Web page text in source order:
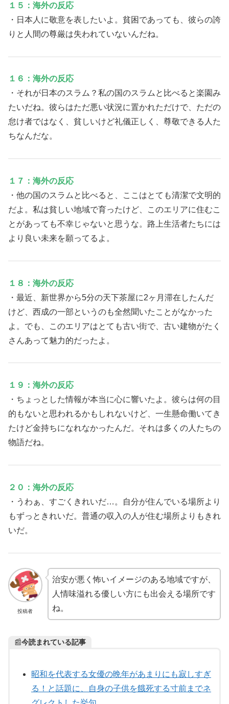
１５：海外の反応
・日本人に敬意を表したいよ。貧困であっても、彼らの誇
りと人間の尊厳は失われていないんだね。
１６：海外の反応
・それが日本のスラム？私の国のスラムと比べると楽園み
たいだね。彼らはただ悪い状況に置かれただけで、ただの
怠け者ではなく、貧しいけど礼儀正しく、尊敬できる人た
ちなんだな。
１７：海外の反応
・他の国のスラムと比べると、ここはとても清潔で文明的
だよ。私は貧しい地域で育ったけど、このエリアに住むこ
とがあっても不幸じゃないと思うな。路上生活者たちには
より良い未来を願ってるよ。
１８：海外の反応
・最近、新世界から5分の天下茶屋に2ヶ月滞在したんだ
けど、西成の一部というのも全然聞いたことがなかった
よ。でも、このエリアはとても古い街で、古い建物がたく
さんあって魅力的だったよ。
１９：海外の反応
・ちょっとした情報が本当に心に響いたよ。彼らは何の目
的もないと思われるかもしれないけど、一生懸命働いてき
たけど金持ちになれなかったんだ。それは多くの人たちの
物語だね。
２０：海外の反応
・うわぁ、すごくきれいだ…。自分が住んでいる場所より
もずっときれいだ。普通の収入の人が住む場所よりもきれ
いだ。
投稿者
治安が悪く怖いイメージのある地域ですが、
人情味溢れる優しい方にも出会える場所です
ね。
📰今読まれている記事
昭和を代表する女優の晩年があまりにも寂しすぎ
る！と話題に、自身の子供を餓死する寸前までネ